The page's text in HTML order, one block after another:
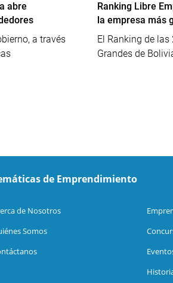
abre
a través
Ranking Libre
la empresa más
El Ranking de
Grandes de
de Emprendimiento
de Nosotros
Somos